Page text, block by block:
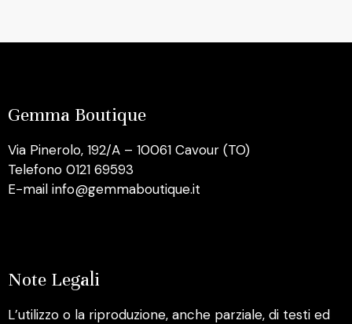
Gemma Boutique
Via Pinerolo, 192/A – 10061 Cavour (TO)
Telefono 0121 69593
E-mail info@gemmaboutique.it
Note Legali
L’utilizzo o la riproduzione, anche parziale, di testi ed